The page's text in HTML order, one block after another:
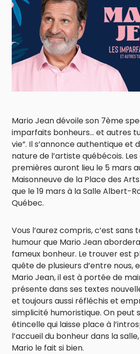
Mario Jean dévoile son 7ème
imparfaits bonheurs… et autres
vie”. Il s’annonce authentique et
nature de l’artiste québécois.
premières auront lieu le 5 mars
Maisonneuve de la Place des
que le 19 mars à la Salle Albert-
Québec.
Vous l’aurez compris, c’est
humour que Mario Jean
fameux bonheur. Le trouver est
quête de plusieurs d’entre nous,
Mario Jean, il est à portée de
présente dans ses textes
et toujours aussi réfléchis et
simplicité humoristique. On peut
étincelle qui laisse place à
l’accueil du bonheur dans la
Mario le fait si bien.